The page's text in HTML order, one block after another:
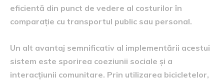
eficientă din punct de vedere al costurilor în
comparație cu transportul public sau personal.
Un alt avantaj semnificativ al implementării acestui
sistem este sporirea coeziunii sociale și a
interacțiunii comunitare. Prin utilizarea bicicletelor,